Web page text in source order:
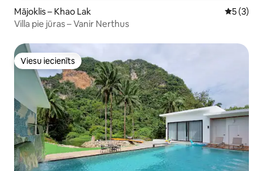
Mājoklis – Khao Lak Vidējais
5 (3)
Villa pie jūras – Vanir Nerthus
Viesu iecienīts
Viesu iecienīts